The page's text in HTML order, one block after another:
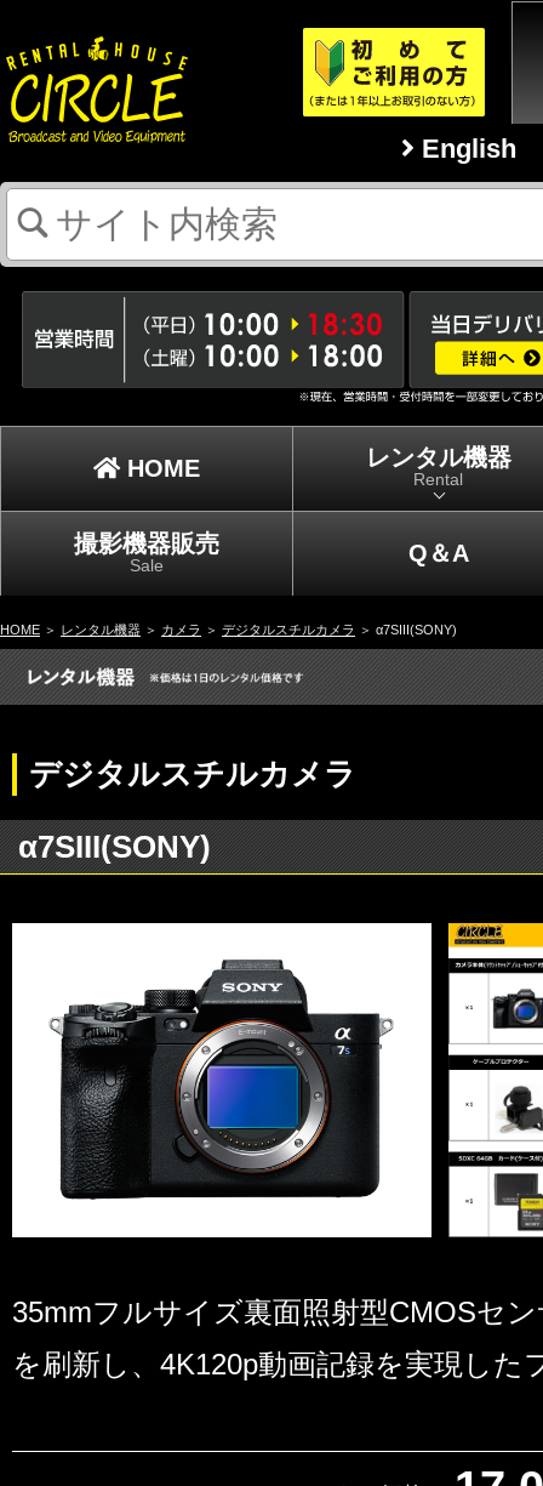
English
HOME レンタル機器
Rental
撮影機器販売
Sale Q＆A
HOME ＞ レンタル機器 ＞ カメラ ＞ デジタルスチルカメラ ＞ α7SIII(SONY)
デジタルスチルカメラ
α7SIII(SONY)
35mmフルサイズ裏面照射型CMOSセ
を刷新し、4K120p動画記録を実現した